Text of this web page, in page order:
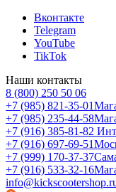
Вконтакте
Telegram
YouTube
TikTok
Наши контакты
8 (800) 250 50 06
+7 (985) 821-35-01
+7 (985) 235-44-58
+7 (916) 385-81-82
+7 (916) 697-69-51
+7 (999) 170-37-37
+7 (916) 533-32-16